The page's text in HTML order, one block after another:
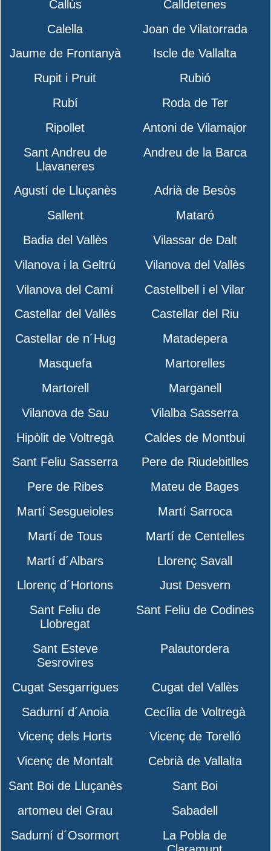
Callús
Calldetenes
Calella
Joan de Vilatorrada
Jaume de Frontanyà
Iscle de Vallalta
Rupit i Pruit
Rubió
Rubí
Roda de Ter
Ripollet
Antoni de Vilamajor
Sant Andreu de
Llavaneres
Andreu de la Barca
Agustí de Lluçanès
Adrià de Besòs
Sallent
Mataró
Badia del Vallès
Vilassar de Dalt
Vilanova i la Geltrú
Vilanova del Vallès
Vilanova del Camí
Castellbell i el Vilar
Castellar del Vallès
Castellar del Riu
Castellar de n´Hug
Matadepera
Masquefa
Martorelles
Martorell
Marganell
Vilanova de Sau
Vilalba Sasserra
Hipòlit de Voltregà
Caldes de Montbui
Sant Feliu Sasserra
Pere de Riudebitlles
Pere de Ribes
Mateu de Bages
Martí Sesgueioles
Martí Sarroca
Martí de Tous
Martí de Centelles
Martí d´Albars
Llorenç Savall
Llorenç d´Hortons
Just Desvern
Sant Feliu de
Llobregat
Sant Feliu de Codines
Sant Esteve
Sesrovires
Palautordera
Cugat Sesgarrigues
Cugat del Vallès
Sadurní d´Anoia
Cecília de Voltregà
Vicenç dels Horts
Vicenç de Torelló
Vicenç de Montalt
Cebrià de Vallalta
Sant Boi de Lluçanès
Sant Boi
artomeu del Grau
Sabadell
Sadurní d´Osormort
La Pobla de